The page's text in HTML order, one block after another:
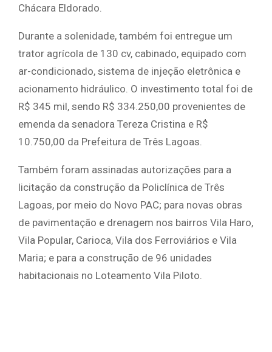
Chácara Eldorado.
Durante a solenidade, também foi entregue um
trator agrícola de 130 cv, cabinado, equipado com
ar-condicionado, sistema de injeção eletrônica e
acionamento hidráulico. O investimento total foi de
R$ 345 mil, sendo R$ 334.250,00 provenientes de
emenda da senadora Tereza Cristina e R$
10.750,00 da Prefeitura de Três Lagoas.
Também foram assinadas autorizações para a
licitação da construção da Policlínica de Três
Lagoas, por meio do Novo PAC; para novas obras
de pavimentação e drenagem nos bairros Vila Haro,
Vila Popular, Carioca, Vila dos Ferroviários e Vila
Maria; e para a construção de 96 unidades
habitacionais no Loteamento Vila Piloto.